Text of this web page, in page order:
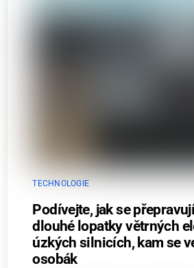
TECHNOLOGIE
Podívejte, jak se
dlouhé lopatky větrných
úzkých silnicích, kam se
osobák